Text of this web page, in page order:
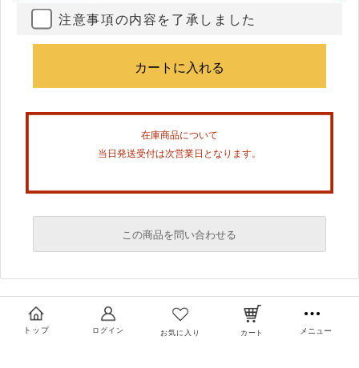
注意事項の内容を了承しました
在庫商品について
当日発送受付は次営業日となります。
この商品を問い合わせる
トップ ログイン お気に入り カート メニュー